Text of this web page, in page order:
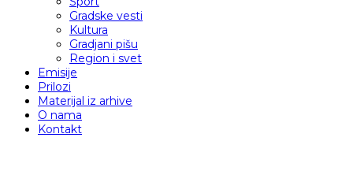
Gradske vesti
Kultura
Gradjani pišu
Region i svet
Emisije
Prilozi
Materijal iz arhive
O nama
Kontakt